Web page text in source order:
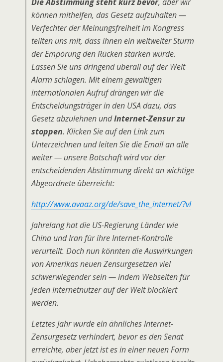
können mithelfen, das Gesetz aufzuhalten —
Verfechter der Meinungsfreiheit im Kongress
teilten uns mit, dass ihnen ein weltweiter Sturm
der Empörung den Rücken stärken würde.
Lassen Sie uns dringend überall auf der Welt
Alarm schlagen. Mit einem gewaltigen
internationalen Aufruf drängen wir die
Entscheidungsträger in den USA dazu, das
Gesetz abzulehnen undInternet-Zensur zu
stoppen. Klicken Sie auf den Link zum
Unterzeichnen und leiten Sie die Email an alle
weiter — unsere Botschaft wird vor der
entscheidenden Abstimmung direkt an wichtige
Abgeordnete überreicht:
http://www.avaaz.org/de/save_the_internet/?vl
Jahrelang hat die US-Regierung Länder wie
China und Iran für ihre Internet-Kontrolle
verurteilt. Doch nun könnten die Auswirkungen
von Amerikas neuen Zensurgesetzen viel
schwerwiegender sein — indem Webseiten für
jeden Internetnutzer auf der Welt blockiert
werden.
Letztes Jahr wurde ein ähnliches Internet-
Zensurgesetz verhindert, bevor es den Senat
erreichte, aber jetzt ist es in einer neuen Form